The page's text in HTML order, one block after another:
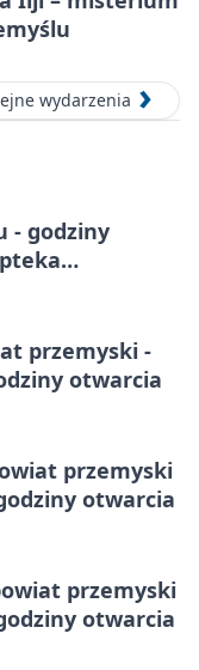
wydarzenia
- godziny
przemyski -
otwarcia
przemyski
otwarcia
przemyski
otwarcia